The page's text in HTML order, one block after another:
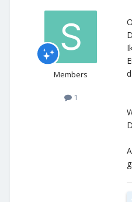
Members
1